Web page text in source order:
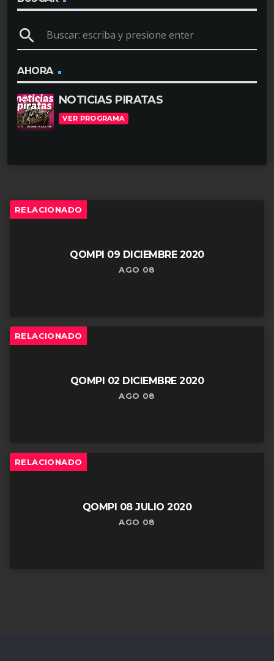
c
t
o
d
e
i
o
search
AHORA
NOTICIAS PIRATAS
VER PROGRAMA
RELACIONADO
QOMPI 09 DICIEMBRE 2020
AGO 08
RELACIONADO
QOMPI 02 DICIEMBRE 2020
AGO 08
RELACIONADO
QOMPI 08 JULIO 2020
AGO 08